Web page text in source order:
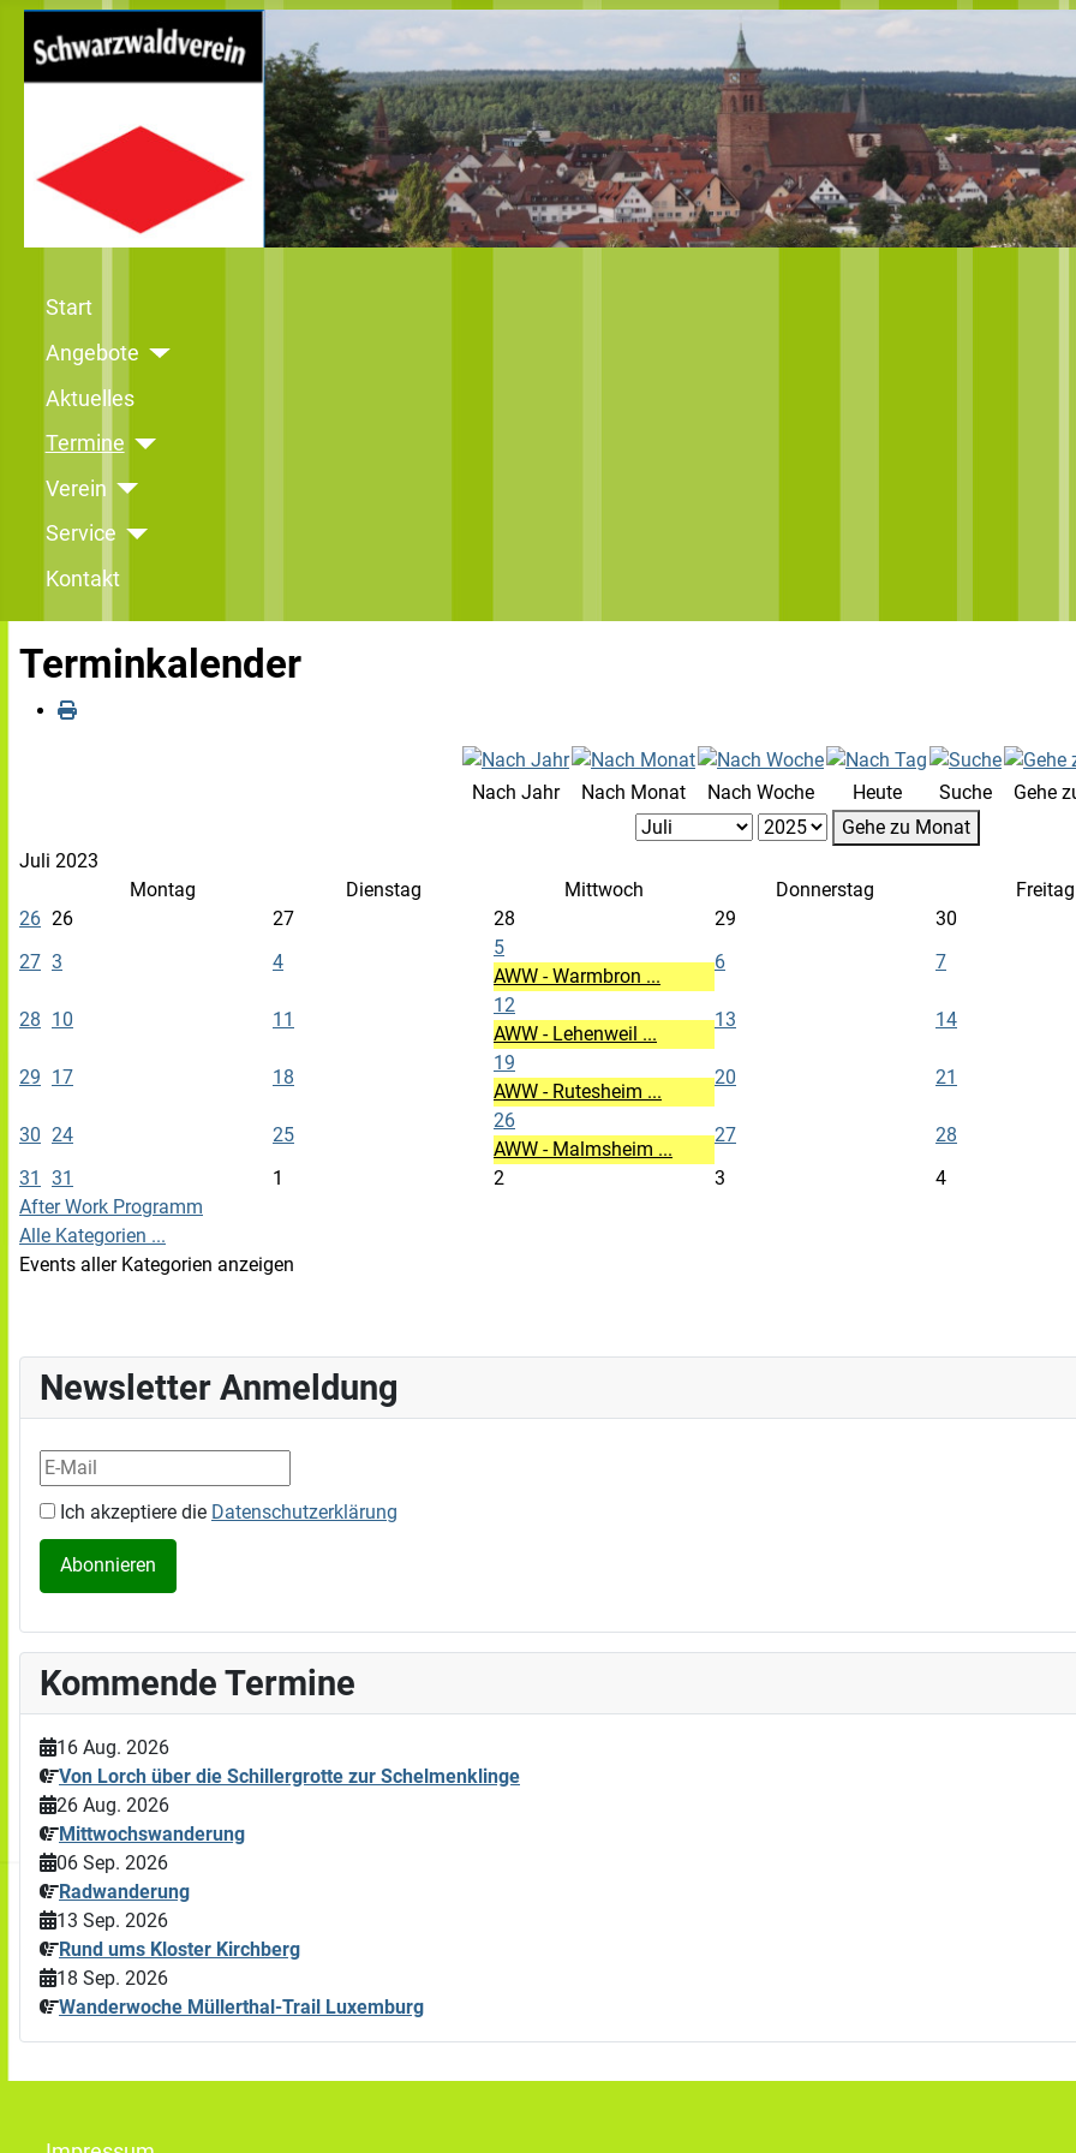
Start
Angebote
Aktuelles
Termine
Verein
Service
Kontakt
Terminkalender
Nach Jahr Nach Monat Nach Woche Heute Suche
Gehe
Gehe zu Monat
Juli 2023
Montag
Dienstag Mittwoch Donnerstag Freitag
26 26 27 28 29 30
27 3 4
5
AWW - Warmbron ...
6 7
28 10 11
12
AWW - Lehenweil ...
13 14
29 17 18
19
AWW - Rutesheim ...
20 21
30 24 25
26
AWW - Malmsheim ...
27 28
31
31 1 2 3 4
After Work Programm
Alle Kategorien ...
Events aller Kategorien anzeigen
Newsletter Anmeldung
Ich akzeptiere die Datenschutzerklärung
Kommende Termine
16 Aug. 2026
Von Lorch über die Schillergrotte zur Schelmenklinge
26 Aug. 2026
Mittwochswanderung
06 Sep. 2026
Radwanderung
13 Sep. 2026
Rund ums Kloster Kirchberg
18 Sep. 2026
Wanderwoche Müllerthal-Trail Luxemburg